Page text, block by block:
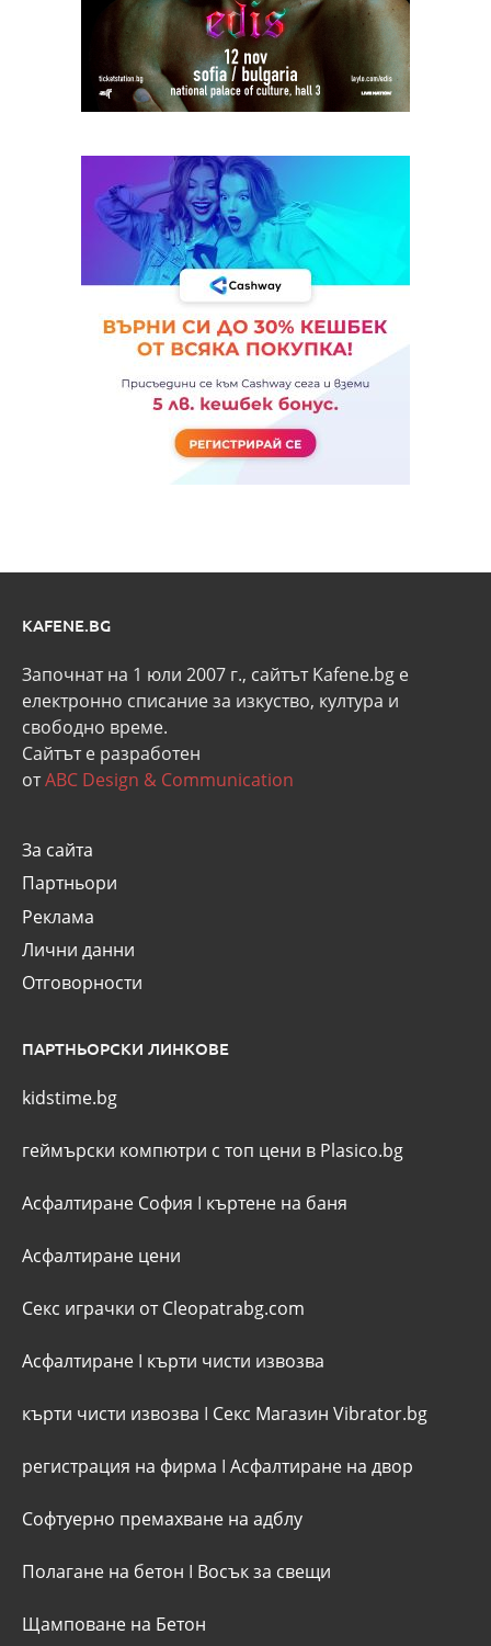
KAFENE.BG
Започнат на 1 юли 2007 г., сайтът Kafene.bg e
eлектронно списание за изкуство, култура и
свободно време.
Сайтът е разработен
отABC Design & Communication
За сайта
Партньори
Реклама
Лични данни
Отговорности
ПАРТНЬОРСКИ ЛИНКОВЕ
kidstime.bg
геймърски компютри с топ цени в Plasico.bg
Асфалтиране София I къртене на баня
Асфалтиране цени
Секс играчки от Cleopatrabg.com
Асфалтиране I кърти чисти извозва
кърти чисти извозва I Секс Магазин Vibrator.bg
регистрация на фирма I Асфалтиране на двор
Софтуерно премахване на адблу
Полагане на бетон I Восък за свещи
Щамповане на Бетон